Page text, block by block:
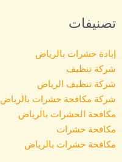
تصنيفات
إبادة حشرات بالرياض
شركة تنظيف
شركة تنظيف الرياض
شركة مكافحة حشرات بالرياض
مكافحة الحشرات بالرياض
مكافحة حشرات
مكافحة حشرات بالرياض